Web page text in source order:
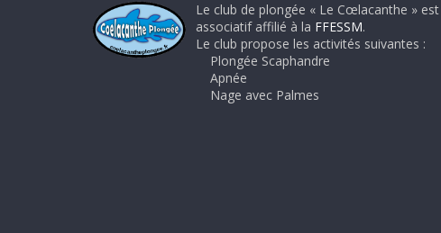
Le club de plongée « Le Cœlacanthe »
associatif affilié à la FFESSM.
Le club propose les activités suivantes :
Plongée Scaphandre
Apnée
Nage avec Palmes